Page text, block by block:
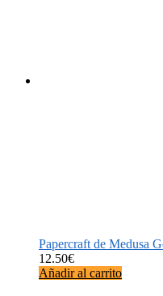
Papercraft de Medusa
12.50€
Añadir al carrito